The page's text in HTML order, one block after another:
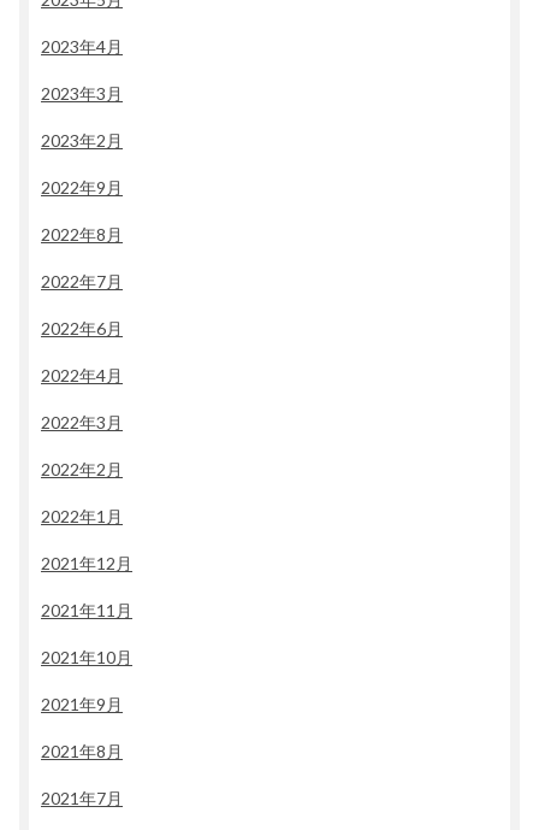
2023年4月
2023年3月
2023年2月
2022年9月
2022年8月
2022年7月
2022年6月
2022年4月
2022年3月
2022年2月
2022年1月
2021年12月
2021年11月
2021年10月
2021年9月
2021年8月
2021年7月